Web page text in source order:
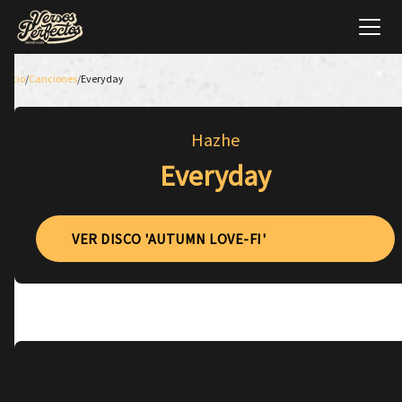
Inicio/Canciones/Everyday
Hazhe
Everyday
VER DISCO 'AUTUMN LOVE-FI'